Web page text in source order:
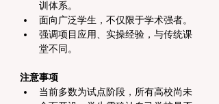
训体系。
面向广泛学生，不仅限于学术强者。
强调项目应用、实操经验，与传统课
堂不同。
注意事项
当前多数为试点阶段，所有高校尚未